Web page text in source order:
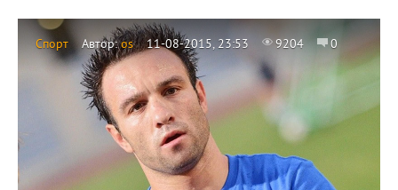
Спорт Автор:os 11-08-2015, 23:53 9204 0